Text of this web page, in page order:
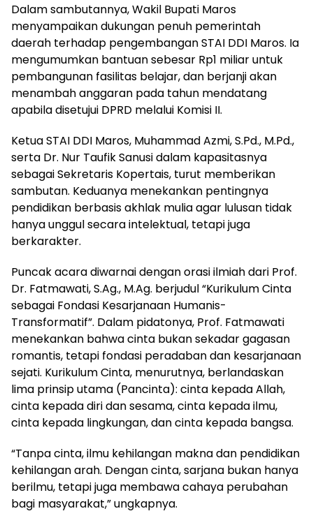
Dalam sambutannya, Wakil Bupati Maros
menyampaikan dukungan penuh pemerintah
daerah terhadap pengembangan STAI DDI Maros. Ia
mengumumkan bantuan sebesar Rp1 miliar untuk
pembangunan fasilitas belajar, dan berjanji akan
menambah anggaran pada tahun mendatang
apabila disetujui DPRD melalui Komisi II.
Ketua STAI DDI Maros, Muhammad Azmi, S.Pd., M.Pd.,
serta Dr. Nur Taufik Sanusi dalam kapasitasnya
sebagai Sekretaris Kopertais, turut memberikan
sambutan. Keduanya menekankan pentingnya
pendidikan berbasis akhlak mulia agar lulusan tidak
hanya unggul secara intelektual, tetapi juga
berkarakter.
Puncak acara diwarnai dengan orasi ilmiah dari Prof.
Dr. Fatmawati, S.Ag., M.Ag. berjudul “Kurikulum Cinta
sebagai Fondasi Kesarjanaan Humanis-
Transformatif”. Dalam pidatonya, Prof. Fatmawati
menekankan bahwa cinta bukan sekadar gagasan
romantis, tetapi fondasi peradaban dan kesarjanaan
sejati. Kurikulum Cinta, menurutnya, berlandaskan
lima prinsip utama (Pancinta): cinta kepada Allah,
cinta kepada diri dan sesama, cinta kepada ilmu,
cinta kepada lingkungan, dan cinta kepada bangsa.
“Tanpa cinta, ilmu kehilangan makna dan pendidikan
kehilangan arah. Dengan cinta, sarjana bukan hanya
berilmu, tetapi juga membawa cahaya perubahan
bagi masyarakat,” ungkapnya.